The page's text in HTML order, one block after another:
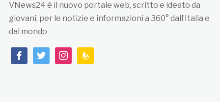
VNews24 è il nuovo portale web, scritto e ideato da
giovani, per le notizie e informazioni a 360° dall’Italia e
dal mondo
facebooktwitterinstagramfeedburner